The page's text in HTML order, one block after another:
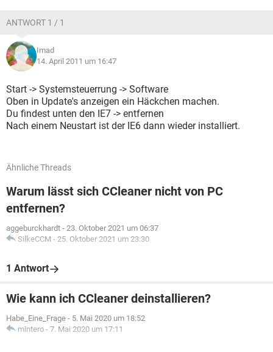
ANTWORT 1 / 1
Imad
14. April 2011 um 16:47
Start -> Systemsteuerrung -> Software
Oben in Update's anzeigen ein Häckchen machen.
Du findest unten den IE7 -> entfernen
Nach einem Neustart ist der IE6 dann wieder installiert.
Ähnliche Threads
Warum lässt sich CCleaner nicht von PC
entfernen?
aggeburckhardt - 23. Oktober 2021 um 06:37
SilkeCCM - 25. Oktober 2021 um 23:30
1 Antwort
Wie kann ich CCleaner deinstallieren?
Habe_Eine_Frage - 5. Mai 2020 um 18:52
mintero - 7. Mai 2020 um 17:11